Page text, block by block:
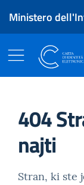
Pojdi na glavno
Do konca strani
Ministero
Navigacija po
404
najti
Stran, ki ste